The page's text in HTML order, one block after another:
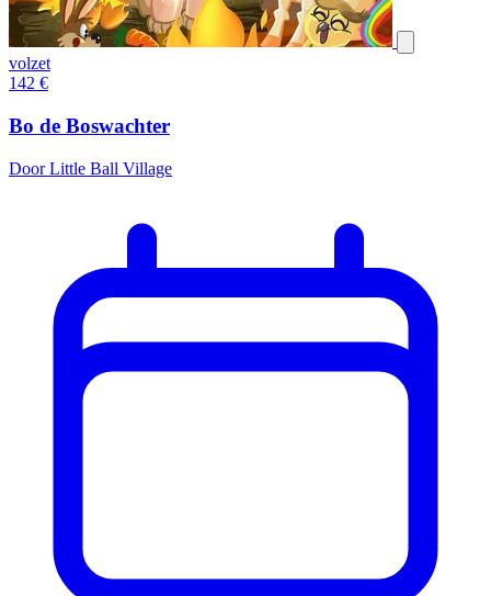
volzet
142 €
Bo de Boswachter
Door Little Ball Village